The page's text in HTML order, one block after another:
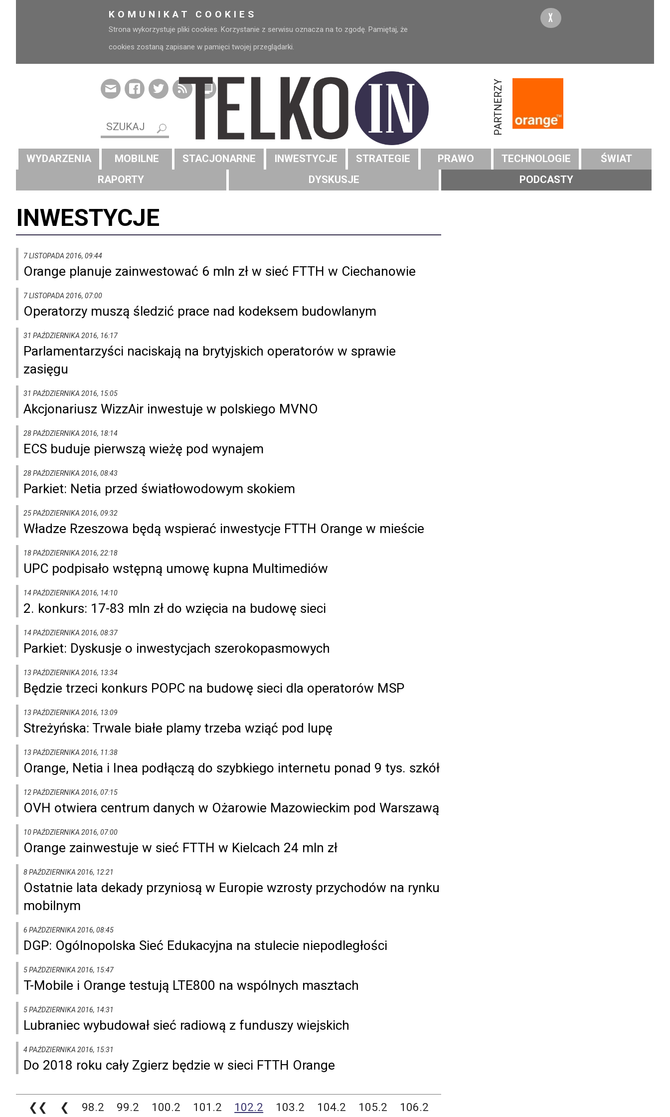
KOMUNIKAT COOKIES
Strona wykorzystuje pliki cookies. Korzystanie z serwisu oznacza na to zgodę. Pamiętaj, że
cookies zostaną zapisane w pamięci twojej przeglądarki.
X
PARTNERZY
WYDARZENIA MOBILNE STACJONARNE INWESTYCJE STRATEGIE PRAWO TECHNOLOGIE
ŚWIAT
RAPORTY
DYSKUSJE PODCASTY
INWESTYCJE
7 LISTOPADA 2016, 09:44
Orange planuje zainwestować 6 mln zł w sieć FTTH w Ciechanowie
7 LISTOPADA 2016, 07:00
Operatorzy muszą śledzić prace nad kodeksem budowlanym
31 PAŹDZIERNIKA 2016, 16:17
Parlamentarzyści naciskają na brytyjskich operatorów w sprawie
zasięgu
31 PAŹDZIERNIKA 2016, 15:05
Akcjonariusz WizzAir inwestuje w polskiego MVNO
28 PAŹDZIERNIKA 2016, 18:14
ECS buduje pierwszą wieżę pod wynajem
28 PAŹDZIERNIKA 2016, 08:43
Parkiet: Netia przed światłowodowym skokiem
25 PAŹDZIERNIKA 2016, 09:32
Władze Rzeszowa będą wspierać inwestycje FTTH Orange w mieście
18 PAŹDZIERNIKA 2016, 22:18
UPC podpisało wstępną umowę kupna Multimediów
14 PAŹDZIERNIKA 2016, 14:10
2. konkurs: 17-83 mln zł do wzięcia na budowę sieci
14 PAŹDZIERNIKA 2016, 08:37
Parkiet: Dyskusje o inwestycjach szerokopasmowych
13 PAŹDZIERNIKA 2016, 13:34
Będzie trzeci konkurs POPC na budowę sieci dla operatorów MSP
13 PAŹDZIERNIKA 2016, 13:09
Streżyńska: Trwale białe plamy trzeba wziąć pod lupę
13 PAŹDZIERNIKA 2016, 11:38
Orange, Netia i Inea podłączą do szybkiego internetu ponad 9 tys. szkół
12 PAŹDZIERNIKA 2016, 07:15
OVH otwiera centrum danych w Ożarowie Mazowieckim pod Warszawą
10 PAŹDZIERNIKA 2016, 07:00
Orange zainwestuje w sieć FTTH w Kielcach 24 mln zł
8 PAŹDZIERNIKA 2016, 12:21
Ostatnie lata dekady przyniosą w Europie wzrosty przychodów na rynku
mobilnym
6 PAŹDZIERNIKA 2016, 08:45
DGP: Ogólnopolska Sieć Edukacyjna na stulecie niepodległości
5 PAŹDZIERNIKA 2016, 15:47
T-Mobile i Orange testują LTE800 na wspólnych masztach
5 PAŹDZIERNIKA 2016, 14:31
Lubraniec wybudował sieć radiową z funduszy wiejskich
4 PAŹDZIERNIKA 2016, 15:31
Do 2018 roku cały Zgierz będzie w sieci FTTH Orange
❮❮ ❮ 98.2 99.2 100.2 101.2 102.2 103.2 104.2 105.2
106.2